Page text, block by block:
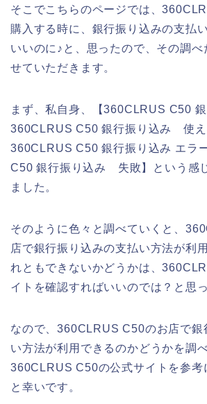
そこでこちらのページでは、
購入する時に、銀行振り込みの支払
いいのに♪と、思ったので、その調べ
せていただきます。
まず、私自身、【360CLRUS C50
360CLRUS C50 銀行振り込み 使え
360CLRUS C50 銀行振り込み エラ
C50 銀行振り込み 失敗】という感
ました。
そのように色々と調べていくと、
店で銀行振り込みの支払い方法が利
れともできないかどうかは、
イトを確認すればいいのでは？と思
なので、360CLRUS C50のお店で銀
い方法が利用できるのかどうかを調
360CLRUS C50の公式サイトを参考
と幸いです。